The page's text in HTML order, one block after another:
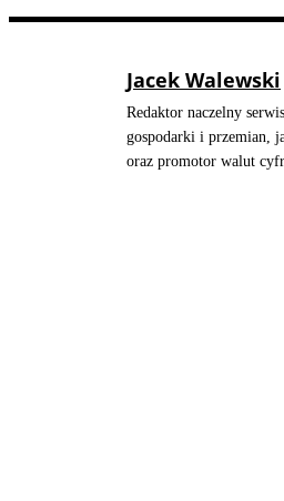
Jacek Walewski
Redaktor naczelny
gospodarki i przemian,
oraz promotor walut